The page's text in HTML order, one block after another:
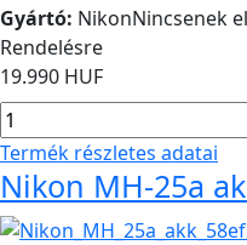
Gyártó: NikonNincsenek
Rendelésre
19.990 HUF
Termék részletes adatai
Nikon MH-25a